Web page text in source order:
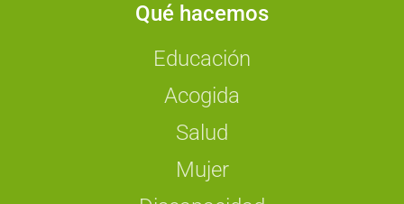
Qué hacemos
Educación
Acogida
Salud
Mujer